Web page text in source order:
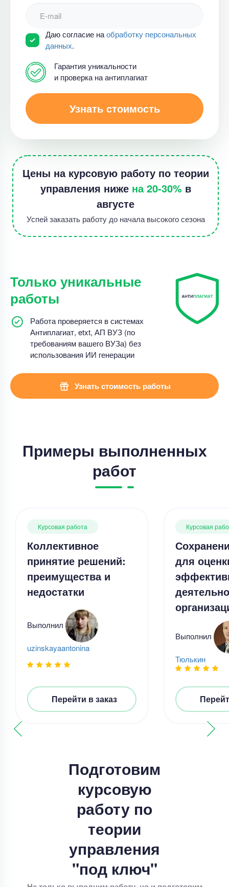
Даю согласие наобработку персональных
данных.
Гарантия уникальности
и проверка на антиплагиат
Узнать стоимость
Цены на курсовую работу по теории
управления ниже на 20-30%в
августе
Успей заказать работу до начала высокого сезона
Только уникальные
работы
Работа проверяется в системах
Антиплагиат, etxt, АП ВУЗ (по
требованиям вашего ВУЗа) без
использования ИИ генерации
Узнать стоимость работы
Примеры выполненных
работ
Курсовая работа
Коллективное
принятие решений:
преимущества и
недостатки
Выполнил
uzinskayaantonina
Перейти в заказ
Курсовая
для
Выполнил
Тюлькин
Подготовим
курсовую
работу по
теории
управления
"под ключ"
Курсовая работа – Диагностика неисправностей
в автомобиле
50%
Срок выполнения 8 дней